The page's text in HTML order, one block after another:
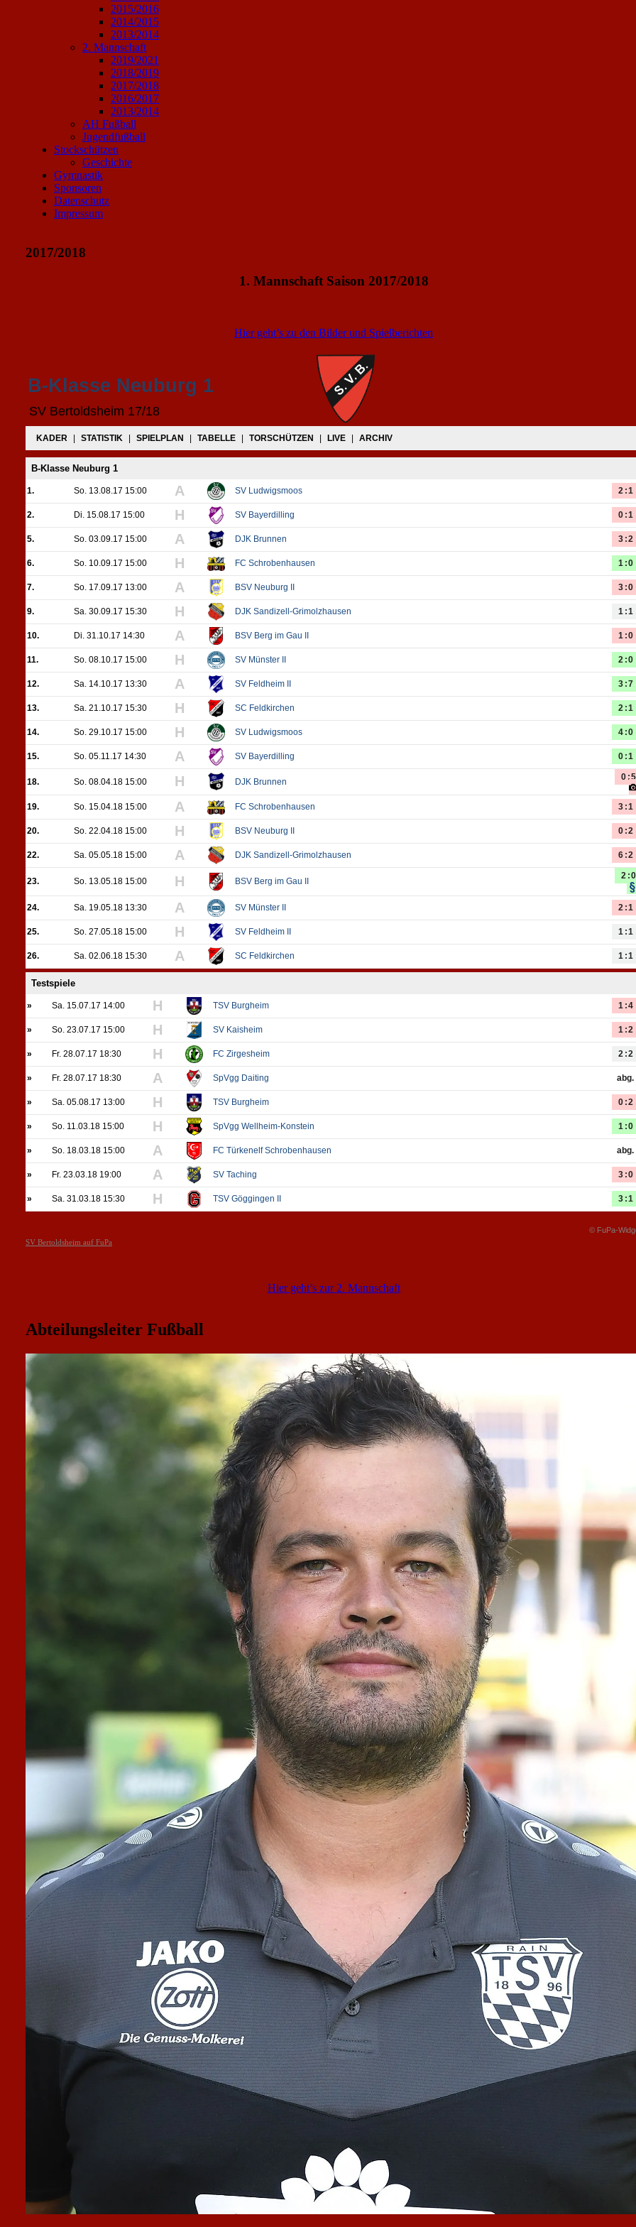
2015/2016
2014/2015
2013/2014
2. Mannschaft
2019/2021
2018/2019
2017/2018
2016/2017
2013/2014
AH Fußball
Jugendfußball
Stockschützen
Geschichte
Gymnastik
Sponsoren
Datenschutz
Impressum
2017/2018
1. Mannschaft Saison 2017/2018
Hier geht’s zu den Bilder und Spielberichten
B-Klasse Neuburg 1
SV Bertoldsheim 17/18
KADER STATISTIK SPIELPLAN TABELLE TORSCHÜTZEN LIVE ARCHIV
B-Klasse Neuburg 1
1. So. 13.08.17 15:00 A SV Ludwigsmoos 2:1
2. Di. 15.08.17 15:00 H SV Bayerdilling 0:1
5. So. 03.09.17 15:00 A DJK Brunnen 3:2
6. So. 10.09.17 15:00 H FC Schrobenhausen 1:0
7. So. 17.09.17 13:00 A BSV Neuburg II 3:0
9. Sa. 30.09.17 15:30 H DJK Sandizell-Grimolzhausen 1:1
10. Di. 31.10.17 14:30 A BSV Berg im Gau II 1:0
11. So. 08.10.17 15:00 H SV Münster II 2:0
12. Sa. 14.10.17 13:30 A SV Feldheim II 3:7
13. Sa. 21.10.17 15:30 H SC Feldkirchen 2:1
14. So. 29.10.17 15:00 H SV Ludwigsmoos 4:0
15. So. 05.11.17 14:30 A SV Bayerdilling 0:1
18. So. 08.04.18 15:00 H DJK Brunnen 0:5
19. So. 15.04.18 15:00 A FC Schrobenhausen 3:1
20. So. 22.04.18 15:00 H BSV Neuburg II 0:2
22. Sa. 05.05.18 15:00 A DJK Sandizell-Grimolzhausen 6:2
23. So. 13.05.18 15:00 H BSV Berg im Gau II
2:0
24. Sa. 19.05.18 13:30 A SV Münster II 2:1
25. So. 27.05.18 15:00 H SV Feldheim II 1:1
26. Sa. 02.06.18 15:30 A SC Feldkirchen 1:1
Testspiele
» Sa. 15.07.17 14:00 H TSV Burgheim 1:4
» So. 23.07.17 15:00 H SV Kaisheim 1:2
» Fr. 28.07.17 18:30 H FC Zirgesheim 2:2
» Fr. 28.07.17 18:30 A SpVgg Daiting abg.
» Sa. 05.08.17 13:00 H TSV Burgheim 0:2
» So. 11.03.18 15:00 H SpVgg Wellheim-Konstein 1:0
» So. 18.03.18 15:00 A FC Türkenelf Schrobenhausen abg.
» Fr. 23.03.18 19:00 A SV Taching 3:0
» Sa. 31.03.18 15:30 H TSV Göggingen II 3:1
© FuPa-
SV Bertoldsheim auf FuPa
Hier geht’s zur 2. Mannschaft
Abteilungsleiter Fußball